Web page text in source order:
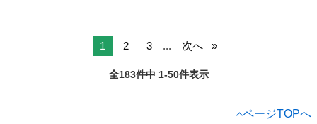
1 2 3 ... 次へ
全183件中 1-50件表示
ページTOPへ